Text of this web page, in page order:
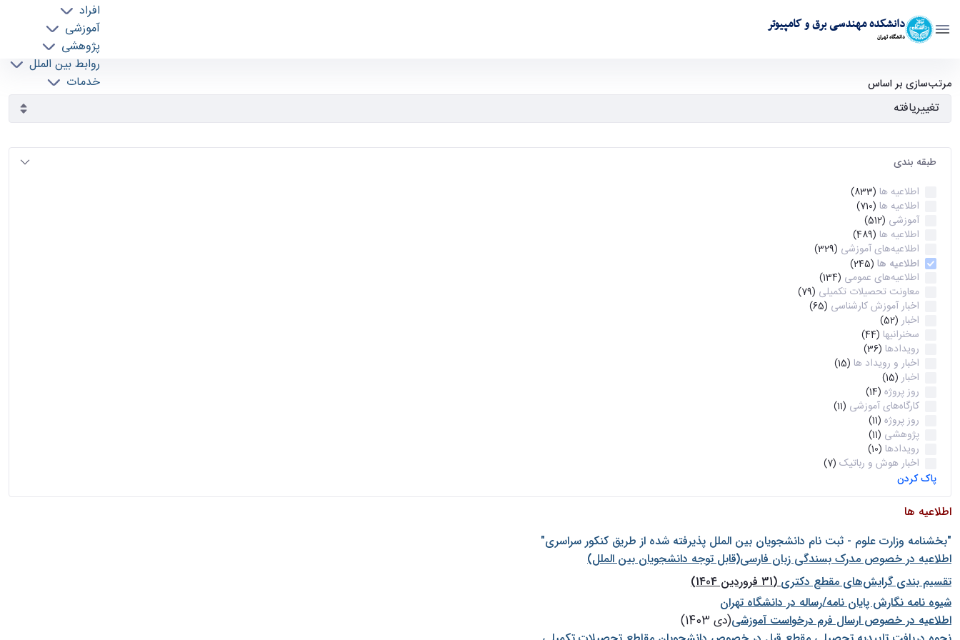
دانشکده مهندسی برق و کامپیوتر
دانشگاه تهران
افراد
آموزشی
پژوهشی
روابط بین الملل
خدمات
آرشیو اطلاعیه ها - ece- دانشکده مهندسی برق و کامپیوتر
مرتب‌سازی بر اساس
طبقه بندی
اطلاعیه ها (833)
اطلاعیه ها (710)
آموزشی (512)
اطلاعیه ها (489)
اطلاعیه‌های‌ آموزشی (329)
اطلاعیه ها (245)
اطلاعیه‌های عمومی (134)
معاونت تحصیلات تکمیلی (79)
اخبار آموزش کارشناسی (65)
اخبار (52)
سخنرانیها (44)
رویدادها (36)
اخبار و رویداد ها (15)
اخبار (15)
روز پروژه (14)
کارگاه‌های آموزشی (11)
روز پروژه (11)
پژوهشی (11)
رویدادها (10)
اخبار هوش و رباتیک (7)
پاک کردن
اطلاعیه ها
"بخشنامه وزارت علوم - ثبت نام دانشجويان بين الملل پذيرفته شده از طريق كنكور سراسری"
اطلاعیه در خصوص مدرک بسندگی زبان فارسی(قابل توجه دانشجویان بین الملل)
تقسیم بندی گرایش‌های مقطع دکتری(31 فروردین 1404)
شيوه نامه نگارش پايان نامه/رساله در دانشگاه تهران
اطلاعیه در خصوص ارسال فرم درخواست آموزشی(دی 1403)